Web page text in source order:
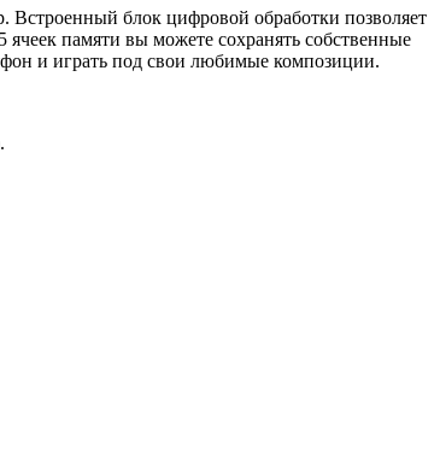
блок цифровой обработки позволяет
памяти вы можете сохранять собственные
и играть под свои любимые композиции.